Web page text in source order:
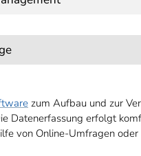
zum Aufbau und zur
Datenerfassung erfolgt
von Online-Umfragen oder